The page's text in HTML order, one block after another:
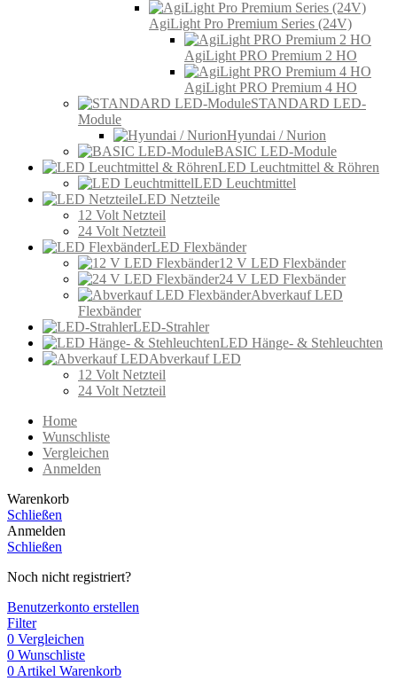
AgiLight Pro Premium Series (24V)
AgiLight PRO Premium 2 HO
AgiLight PRO Premium 4 HO
STANDARD LED-
Module
Hyundai / Nurion
BASIC LED-Module
LED Leuchtmittel & Röhren
LED Leuchtmittel
LED Netzteile
12 Volt Netzteil
24 Volt Netzteil
LED Flexbänder
12 V LED Flexbänder
24 V LED Flexbänder
Abverkauf LED
Flexbänder
LED-Strahler
LED Hänge- & Stehleuchten
Abverkauf LED
12 Volt Netzteil
24 Volt Netzteil
Home
Wunschliste
Vergleichen
Anmelden
Warenkorb
Schließen
Anmelden
Schließen
Noch nicht registriert?
Benutzerkonto erstellen
Filter
0 Vergleichen
0 Wunschliste
0 Artikel Warenkorb